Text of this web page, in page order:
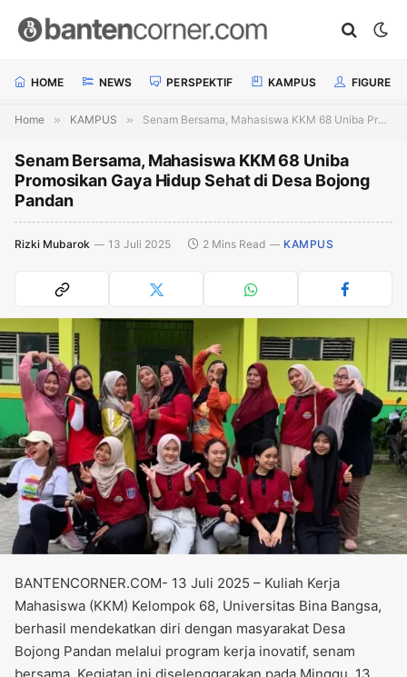
HOME NEWS PERSPEKTIF KAMPUS FIGURE
Home » KAMPUS » Senam Bersama, Mahasiswa KKM 68 Uniba Promosikan Gaya Hidup Sehat di Desa Bojong Pandan
Senam Bersama, Mahasiswa KKM 68 Uniba
Promosikan Gaya Hidup Sehat di Desa Bojong
Pandan
Rizki Mubarok 13 Juli 2025 2 Mins Read KAMPUS
BANTENCORNER.COM- 13 Juli 2025 – Kuliah Kerja
Mahasiswa (KKM) Kelompok 68, Universitas Bina Bangsa,
berhasil mendekatkan diri dengan masyarakat Desa
Bojong Pandan melalui program kerja inovatif, senam